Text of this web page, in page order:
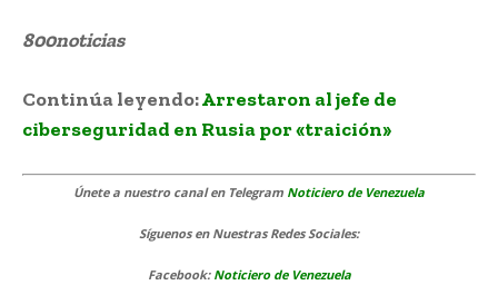
800noticias
Continúa leyendo:Arrestaron al jefe de
ciberseguridad en Rusia por «traición»
Únete a nuestro canal en Telegram Noticiero de Venezuela
Síguenosen Nuestras Redes Sociales:
Facebook: Noticiero de Venezuela